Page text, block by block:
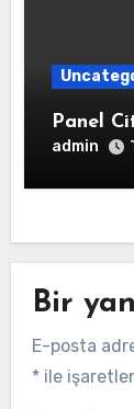
Panel
admin
Bir
E-posta
* ile